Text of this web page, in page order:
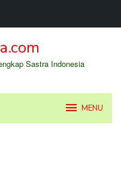
Sastra Indonesia
MENU